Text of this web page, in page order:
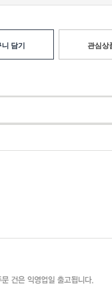
담기 관심상